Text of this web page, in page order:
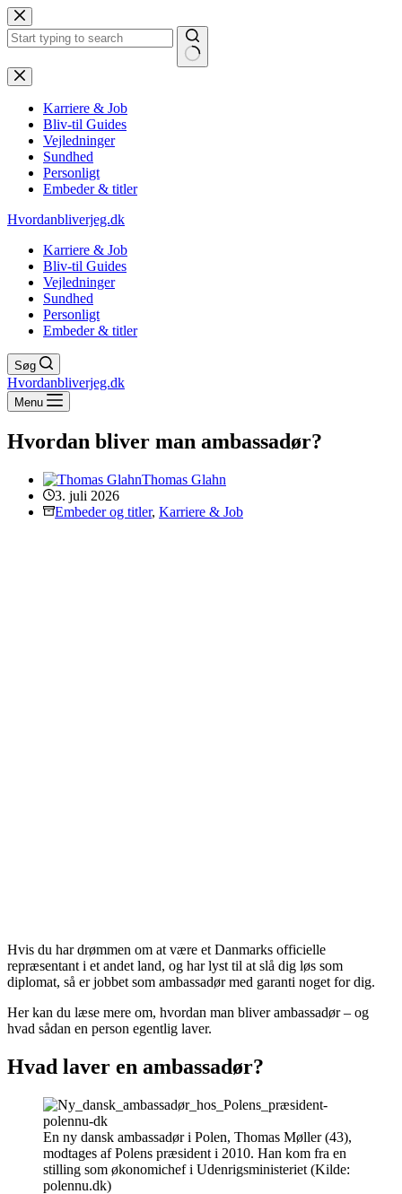
Fortsæt
til
indhold
Ingen
resultater
Karriere & Job
Bliv-til Guides
Vejledninger
Sundhed
Personligt
Embeder & titler
Hvordanbliverjeg.dk
Karriere & Job
Bliv-til Guides
Vejledninger
Sundhed
Personligt
Embeder & titler
Søg
Hvordanbliverjeg.dk
Menu
Hvordan bliver man ambassadør?
Thomas Glahn
3. juli 2026
Embeder og titler, Karriere & Job
Hvis du har drømmen om at være et Danmarks officielle
repræsentant i et andet land, og har lyst til at slå dig løs som
diplomat, så er jobbet som ambassadør med garanti noget for dig.
Her kan du læse mere om, hvordan man bliver ambassadør – og
hvad sådan en person egentlig laver.
Hvad laver en ambassadør?
En ny dansk ambassadør i Polen, Thomas Møller (43),
modtages af Polens præsident i 2010. Han kom fra en
stilling som økonomichef i Udenrigsministeriet (Kilde:
polennu.dk)